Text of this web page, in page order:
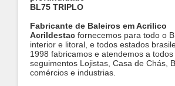
BL75 TRIPLO
Fabricante de Baleiros em Acrilico
Acrildestac fornecemos para todo o
interior e litoral, e todos estados
1998 fabricamos e atendemos a todos
seguimentos Lojistas, Casa de Chás,
comércios e industrias.